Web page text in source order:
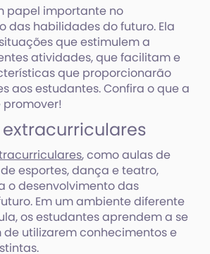
papel importante no
das habilidades do futuro. Ela
que estimulem a
atividades, que facilitam e
que proporcionarão
aos estudantes. Confira o que a
, como aulas de
esportes, dança e teatro,
o desenvolvimento das
Em um ambiente diferente
os estudantes aprendem a se
utilizarem conhecimentos e